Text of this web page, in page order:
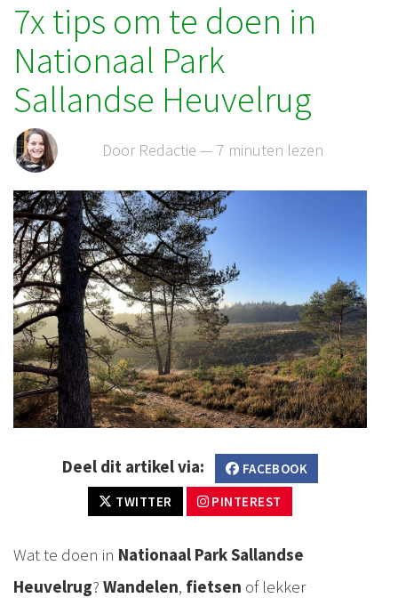
7x tips om te doen in
Nationaal Park
Sallandse Heuvelrug
Door Redactie — 7 minuten lezen
Deel dit artikel via:
FACEBOOK
TWITTER
PINTEREST
Wat te doen in Nationaal Park Sallandse
Heuvelrug? Wandelen, fietsen of lekker